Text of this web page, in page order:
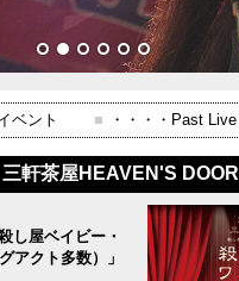
ベント ■ ・・・・Past Live
軒茶屋HEAVEN'S DOOR
し屋ベイビー・
アクト多数）」